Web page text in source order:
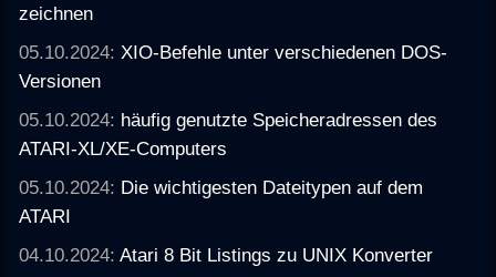
zeichnen
05.10.2024: XIO-Befehle unter verschiedenen DOS-
Versionen
05.10.2024: häufig genutzte Speicheradressen des
ATARI-XL/XE-Computers
05.10.2024: Die wichtigesten Dateitypen auf dem
ATARI
04.10.2024:Atari 8 Bit Listings zu UNIX Konverter